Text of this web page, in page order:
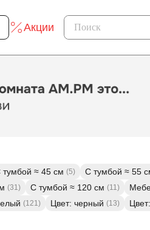
Акции
тумбой ≈ 45 см (5) С тумбой ≈ 55
(31) С тумбой ≈ 120 см (11)
(121) Цвет: черный (13)